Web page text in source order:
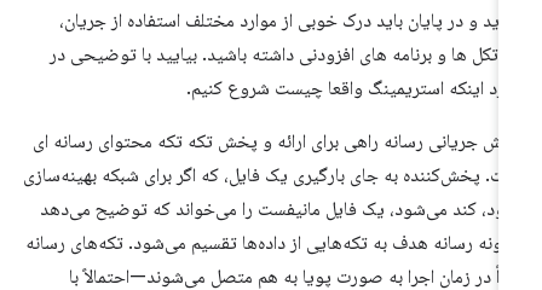
و در پایان باید درک خوبی از موارد مختلف استفاده از جریان،
ها و برنامه های افزودنی داشته باشید. بیایید با توضیحی در
اینکه استریمینگ واقعا چیست شروع کنیم.
جریانی رسانه راهی برای ارائه و پخش تکه تکه محتوای رسانه ای
پخش‌کننده به جای بارگیری یک فایل، که اگر برای شبکه بهینه‌سازی
کند می‌شود، یک فایل مانیفست را می‌خواند که توضیح می‌دهد
رسانه هدف به تکه‌هایی از داده‌ها تقسیم می‌شود. تکه‌های رسانه
در زمان اجرا به صورت پویا به هم متصل می‌شوند—احتمالاً با